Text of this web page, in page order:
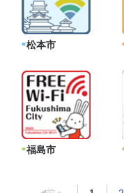
松本市
福島市